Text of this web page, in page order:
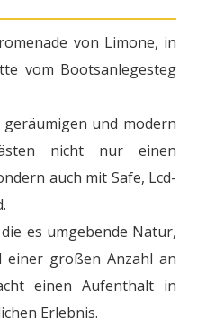
von Limone, in
vom Bootsanlegesteg
und modern
nicht nur einen
auch mit Safe, Lcd-
es umgebende Natur,
einer großen Anzahl an
einen Aufenthalt in
Erlebnis.